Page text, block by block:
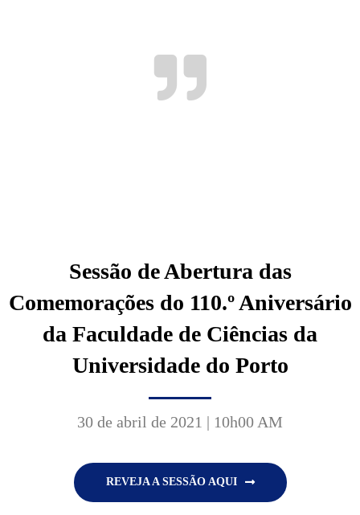
Sessão de Abertura das
Comemorações do 110.º Aniversário
da Faculdade de Ciências da
Universidade do Porto
30 de abril de 2021 | 10h00 AM
REVEJA A SESSÃO AQUI